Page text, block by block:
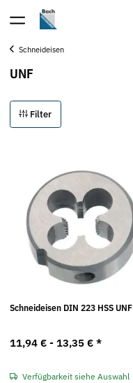
Schneideisen
UNF
Filter
Schneideisen DIN 223 HSS UNF
11,94 € - 13,35 € *
Verfügbarkeit siehe Auswahl